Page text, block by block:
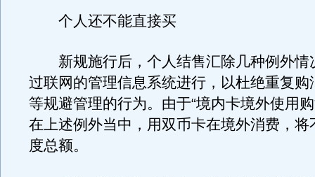
个人还不能直接买
新规施行后，个人结售汇除几种例外情
过联网的管理信息系统进行，以杜绝重复购
等规避管理的行为。由于“境内卡境外使用
在上述例外当中，用双币卡在境外消费，将
度总额。